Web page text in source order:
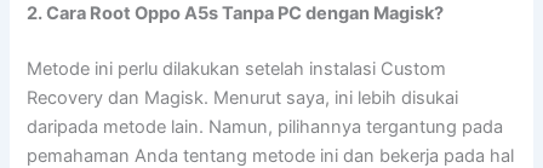
2. Cara Root Oppo A5s Tanpa PC dengan Magisk?
Metode ini perlu dilakukan setelah instalasi Custom
Recovery dan Magisk. Menurut saya, ini lebih disukai
daripada metode lain. Namun, pilihannya tergantung pada
pemahaman Anda tentang metode ini dan bekerja pada hal